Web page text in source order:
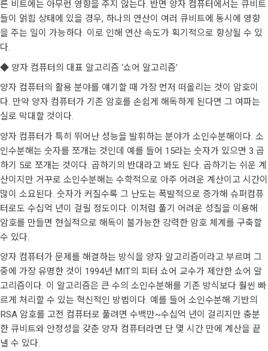
른 비트에는 아무런 영향을 주지 않는다. 반면 양자 컴퓨터에서는 큐비트
들이 얽힘 상태에 있을 경우, 하나의 연산이 여러 큐비트에 동시에 영향
을 주는 일이 가능하다. 이로 인해 연산 속도가 획기적으로 향상될 수 있
다.
◆ 양자 컴퓨터의 대표 알고리즘 ‘쇼어 알고리즘’
양자 컴퓨터의 활용 분야를 얘기할 때 가장 먼저 떠올리는 것이 암호이
다. 만약 양자 컴퓨터가 기존 암호를 손쉽게 해독하게 된다면 그 여파는
실로 막대할 것이다.
양자 컴퓨터가 특히 뛰어난 성능을 발휘하는 분야가 소인수분해이다. 소
인수분해는 숫자를 쪼개는 것인데 예를 들어 15라는 숫자가 있으면 3 곱
하기 5로 쪼개는 것이다. 곱하기의 반대라고 봐도 된다. 곱하기는 쉬운 계
산이지만 거꾸로 소인수분해는 수학적으로 아주 어려운 계산이고 시간이
많이 소요된다. 숫자가 커질수록 그 난도는 폭발적으로 증가해 슈퍼컴퓨
터로도 수십억 년이 걸릴 정도이다. 이처럼 풀기 어려운 성질을 이용해
암호를 만들면 현실적으로 해독이 불가능한 강력한 암호 체계를 구축할
수 있다.
양자 컴퓨터가 문제를 해결하는 방식을 양자 알고리즘이라고 부르며 그
중에 가장 유명한 것이 1994년 MIT의 피터 쇼어 교수가 제안한 쇼어 알
고리즘이다. 이 알고리즘은 큰 수의 소인수분해를 기존 방식보다 훨씬 빠
르게 처리할 수 있는 혁신적인 방법이다. 예를 들어 소인수분해 기반의
RSA 암호를 고전 컴퓨터로 풀려면 수백만~수십억 년이 걸리지만 충분
한 큐비트와 안정성을 갖춘 양자 컴퓨터라면 단 몇 시간 만에 계산을 끝
낼 수 있다.